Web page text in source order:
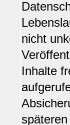
nicht
Inhalte